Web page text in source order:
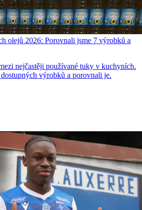
olejů 2026: Porovnali jsme 7 výrobků a
nejčastěji používané tuky v kuchyních.
výrobků a porovnali je.